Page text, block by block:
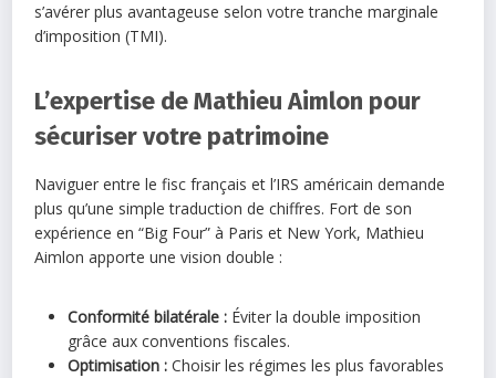
s’avérer plus avantageuse selon votre tranche marginale
d’imposition (TMI).
L’expertise de Mathieu Aimlon pour
sécuriser votre patrimoine
Naviguer entre le fisc français et l’IRS américain demande
plus qu’une simple traduction de chiffres. Fort de son
expérience en “Big Four” à Paris et New York, Mathieu
Aimlon apporte une vision double :
Conformité bilatérale : Éviter la double imposition
grâce aux conventions fiscales.
Optimisation : Choisir les régimes les plus favorables